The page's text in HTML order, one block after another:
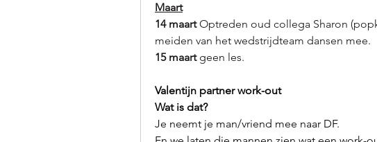
Maart
14 maart Optreden oud collega Sharon
meiden van het wedstrijdteam dansen mee.
15 maart geen les.
Valentijn partner work-out
Wat is dat?
Je neemt je man/vriend mee naar DF.